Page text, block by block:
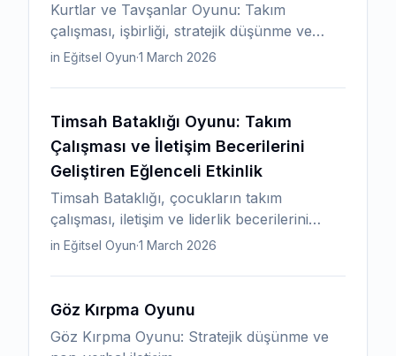
Kurtlar ve Tavşanlar Oyunu: Takım
çalışması, işbirliği, stratejik düşünme ve
verbal iletişim.
in Eğitsel Oyun·1 March 2026
Timsah Bataklığı Oyunu: Takım
Çalışması ve İletişim Becerilerini
Geliştiren Eğlenceli Etkinlik
Timsah Bataklığı, çocukların takım
çalışması, iletişim ve liderlik becerilerini
geliştiren heyecanlı bir işbirliği oyunudur.
üzerinde geçmeye çalışır.
in Eğitsel Oyun·1 March 2026
Göz Kırpma Oyunu
Göz Kırpma Oyunu: Stratejik düşünme ve